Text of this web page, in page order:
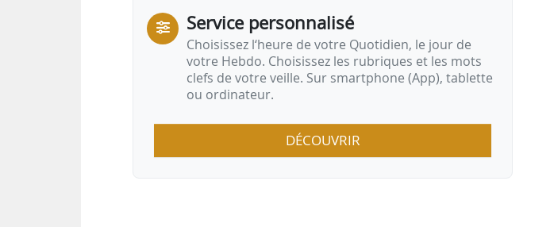
Service personnalisé
Choisissez l‘heure de votre Quotidien, le jour de
votre Hebdo. Choisissez les rubriques et les mots
clefs de votre veille. Sur smartphone (App), tablette
ou ordinateur.
DÉCOUVRIR